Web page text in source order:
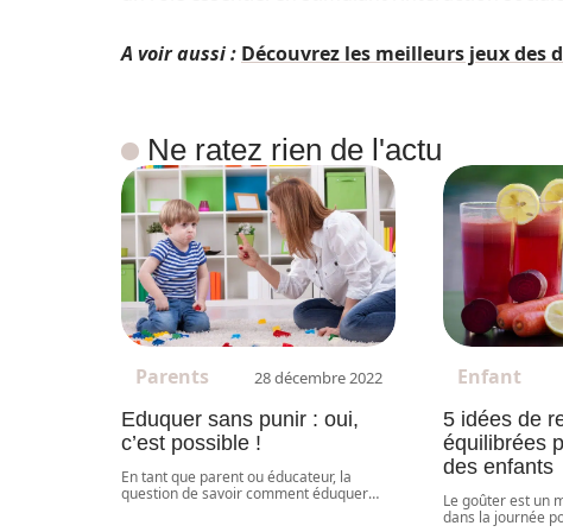
A voir aussi : Découvrez les meilleurs jeux
Ne ratez rien de l'actu
Parents 28 décembre 2022
Eduquer sans punir : oui,
c’est possible !
En tant que parent ou éducateur, la
question de savoir comment éduquer…
Enfant
5 idées de
équilibrées
des enfants
Le goûter est un
dans la journée